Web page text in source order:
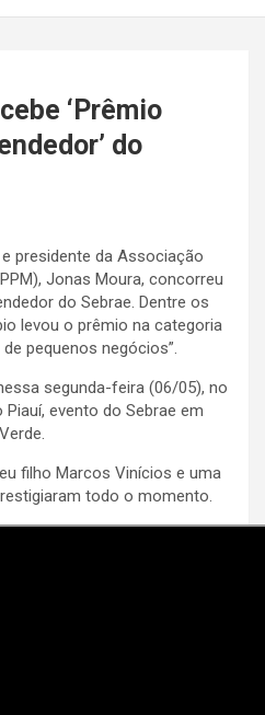
‘Prêmio
do
presidente da Associação
Jonas Moura, concorreu
do Sebrae. Dentre os
levou o prêmio na categoria
pequenos negócios”.
segunda-feira (06/05), no
evento do Sebrae em
filho Marcos Vinícios e uma
todo o momento.